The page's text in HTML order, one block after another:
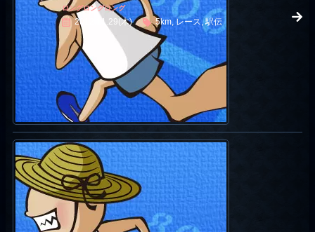
ロングロングロング
2012.11.29(木) 5km, レース, 駅伝